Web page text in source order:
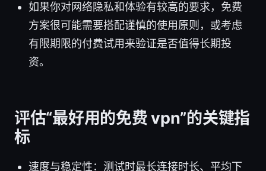
如果你对网络隐私和体验有较高的要求，免费
方案很可能需要搭配谨慎的使用原则，或考虑
有限期限的付费试用来验证是否值得长期投
资。
评估“最好用的免费 vpn”的关键指
标
速度与稳定性：测试时最长连接时长、平均下